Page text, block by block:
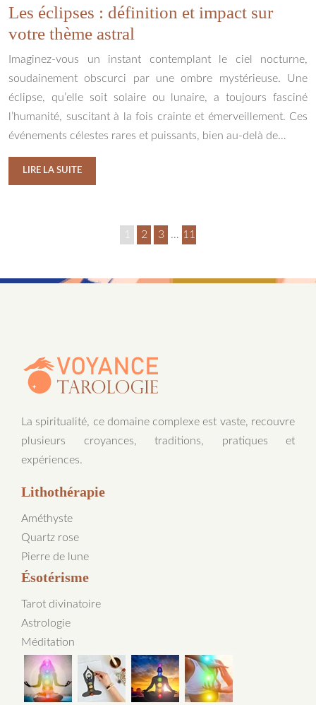
Les éclipses : définition et impact sur
votre thème astral
Imaginez-vous un instant contemplant le ciel nocturne,
soudainement obscurci par une ombre mystérieuse. Une
éclipse, qu’elle soit solaire ou lunaire, a toujours fasciné
l’humanité, suscitant à la fois crainte et émerveillement. Ces
événements célestes rares et puissants, bien au-delà de…
LIRE LA SUITE
1 2 3 … 11
La spiritualité, ce domaine complexe est vaste, recouvre
plusieurs croyances, traditions, pratiques et
expériences.
Lithothérapie
Améthyste
Quartz rose
Pierre de lune
Ésotérisme
Tarot divinatoire
Astrologie
Méditation